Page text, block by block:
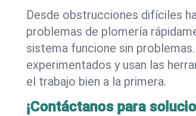
Desde obstrucciones difíciles
problemas de plomería
sistema funcione sin
experimentados y usan las
el trabajo bien a la primera.
¡Contáctanos para